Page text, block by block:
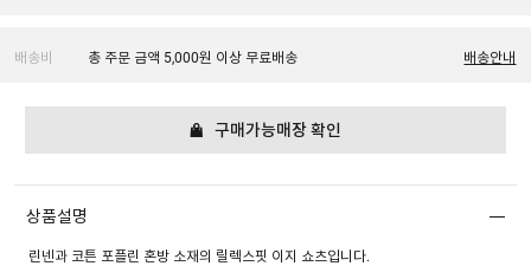
배송비 총 주문 금액 5,000원 이상 무료배송 배송안내
구매가능매장 확인
상품설명
린넨과 코튼 포플린 혼방 소재의 릴렉스핏 이지 쇼츠입니다.